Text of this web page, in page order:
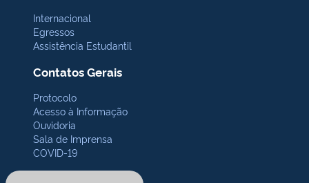
Internacional
Egressos
Assistência Estudantil
Contatos Gerais
Protocolo
Acesso à Informação
Ouvidoria
Sala de Imprensa
COVID-19